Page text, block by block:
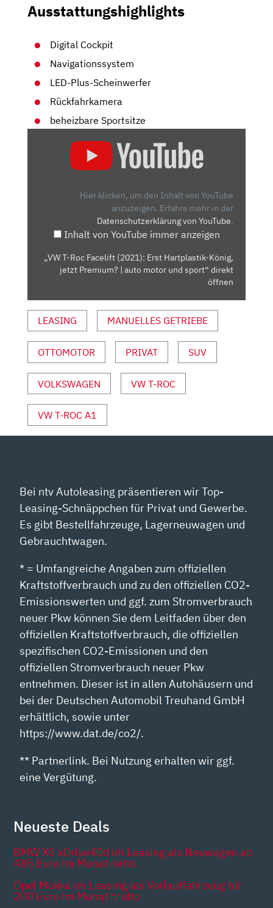
Ausstattungshighlights
Digital Cockpit
Navigationssystem
LED-Plus-Scheinwerfer
Rückfahrkamera
beheizbare Sportsitze
KÖNIG,
JETZT
PREMIUM?
MOTOR
UND
SPORT“
VON
ANZEIGEN
Hier klicken, um den Inhalt von YouTube
anzuzeigen. Erfahre mehr in der
Datenschutzerklärung von YouTube.
Inhalt von YouTube immer anzeigen
„VW T-Roc Facelift (2021): Erst Hartplastik-König,
jetzt Premium? | auto motor und sport“ direkt
öffnen
LEASING MANUELLES GETRIEBE
OTTOMOTOR PRIVAT SUV
VOLKSWAGEN VW T-ROC
VW T-ROC A1
Bei ntv Autoleasing präsentieren wir Top-
Leasing-Schnäppchen für Privat und Gewerbe.
Es gibt Bestellfahrzeuge, Lagerneuwagen und
Gebrauchtwagen.
* = Umfangreiche Angaben zum offiziellen
Kraftstoffverbrauch und zu den offiziellen CO2-
Emissionswerten und ggf. zum Stromverbrauch
neuer Pkw können Sie dem Leitfaden über den
offiziellen Kraftstoffverbrauch, die offiziellen
spezifischen CO2-Emissionen und den
offiziellen Stromverbrauch neuer Pkw
entnehmen. Dieser ist in allen Autohäusern und
bei der Deutschen Automobil Treuhand GmbH
erhältlich, sowie unter
https://www.dat.de/co2/.
** Partnerlink. Bei Nutzung erhalten wir ggf.
eine Vergütung.
Neueste Deals
BMW X3 xDrive40d im Leasing als Neuwagen ab
485 Euro im Monat netto
Opel Mokka im Leasing als Vorlauffahrzeug für
200 Euro im Monat brutto